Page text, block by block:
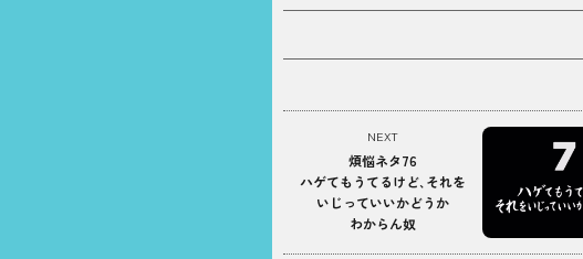
NEXT
煩悩ネタ76
ハゲてもうてるけど､それを
いじっていいかどうか
わからん奴